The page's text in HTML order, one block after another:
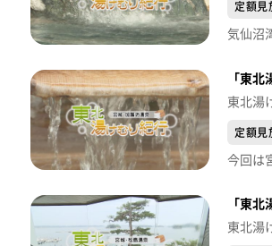
定額見
「東
東北湯
定額見
「東
東北湯